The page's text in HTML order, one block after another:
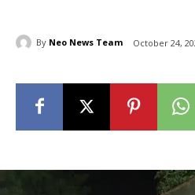
By Neo News Team October 24,